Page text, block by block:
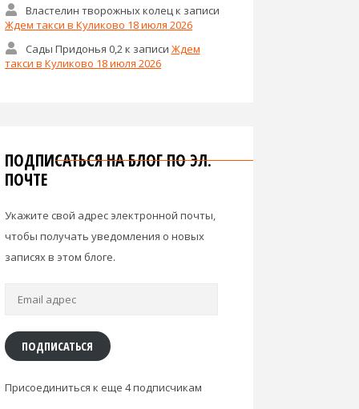
Властелин творожных колецк записи
Ждем такси в Куликово 18 июля 2026
Сады Придонья 0,2 к записи Ждем
такси в Куликово 18 июля 2026
ПОДПИСАТЬСЯ НА БЛОГ ПО ЭЛ.
ПОЧТЕ
Укажите свой адрес электронной почты,
чтобы получать уведомления о новых
записях в этом блоге.
ПОДПИСАТЬСЯ
Присоединиться к еще 4 подписчикам